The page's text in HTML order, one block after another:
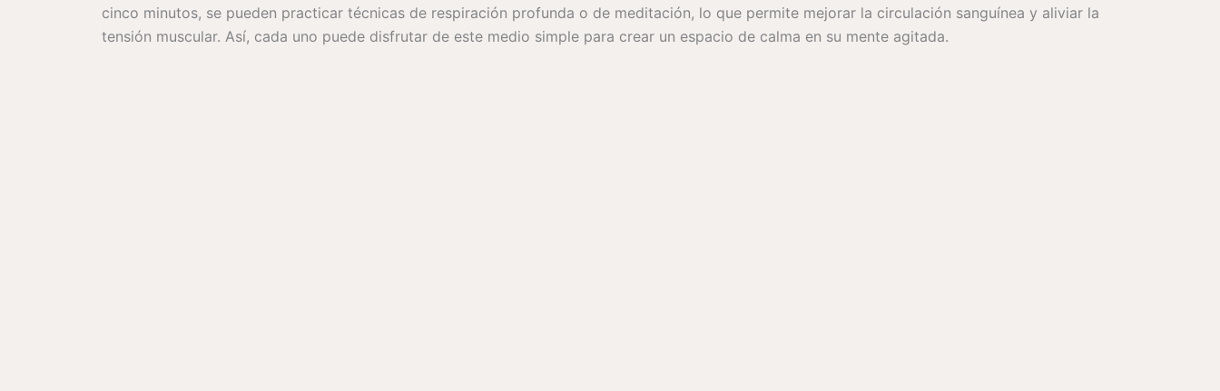
cinco minutos, se pueden practicar técnicas de respiración profunda o de meditación, lo que permite mejorar la circulación sanguínea y aliviar la
tensión muscular. Así, cada uno puede disfrutar de este medio simple para crear un espacio de calma en su mente agitada.